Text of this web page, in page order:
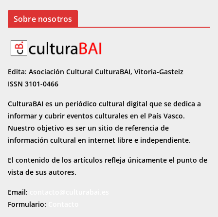
Sobre nosotros
Edita: Asociación Cultural CulturaBAI, Vitoria-Gasteiz
ISSN 3101-0466
CulturaBAI es un periódico cultural digital que se dedica a
informar y cubrir eventos culturales en el País Vasco.
Nuestro objetivo es ser un sitio de referencia de
información cultural en internet libre e independiente.
El contenido de los artículos refleja únicamente el punto de
vista de sus autores.
Email:
Formulario: